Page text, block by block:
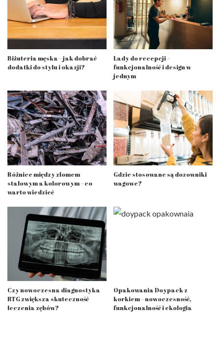
Biżuteria męska – jak dobrać
dodatki do stylu i okazji?
Lady do recepcji –
funkcjonalność i design w
jednym
Różnice między złomem
stalowym a kolorowym – co
warto wiedzieć
Gdzie stosowane są dozowniki
wagowe?
Czy nowoczesna diagnostyka
RTG zwiększa skuteczność
leczenia zębów?
Opakowania Doypack z
korkiem – nowoczesność,
funkcjonalność i ekologia